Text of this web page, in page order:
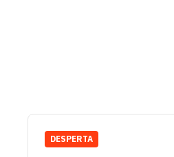
DESPERTA